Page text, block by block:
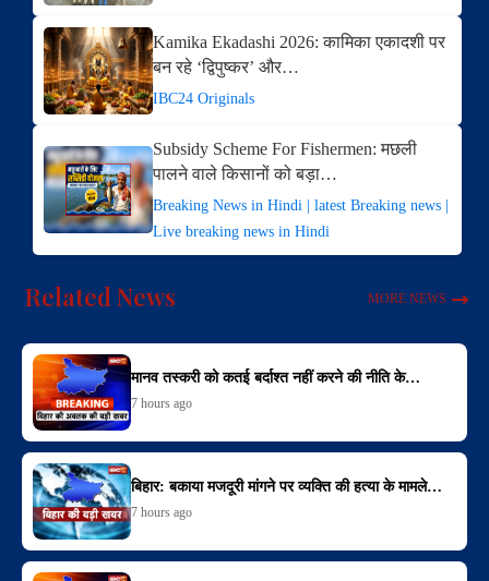
Kamika Ekadashi 2026: कामिका एकादशी पर
बन रहे ‘द्विपुष्कर’ और…
IBC24 Originals
Subsidy Scheme For Fishermen: मछली
पालने वाले किसानों को बड़ा…
Breaking News in Hindi | latest Breaking news |
Live breaking news in Hindi
Related News MORE NEWS
मानव तस्करी को कतई बर्दाश्त नहीं करने की नीति के…
7 hours ago
बिहार: बकाया मजदूरी मांगने पर व्यक्ति की हत्या के मामले…
7 hours ago